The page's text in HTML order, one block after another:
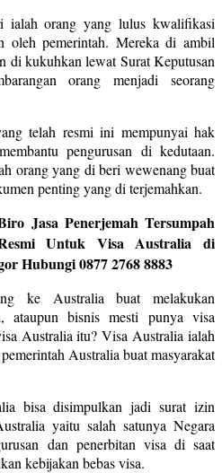
ialah orang yang lulus kwalifikasi
oleh pemerintah. Mereka di ambil
di kukuhkan lewat Surat Keputusan
orang menjadi seorang
telah resmi ini mempunyai hak
pengurusan di kedutaan.
orang yang di beri wewenang buat
penting yang di terjemahkan.
Jasa Penerjemah Tersumpah
Untuk Visa Australia di
Hubungi 0877 2768 8883
ke Australia buat melakukan
ataupun bisnis mesti punya visa
Australia itu? Visa Australia ialah
Australia buat masyarakat
bisa disimpulkan jadi surat izin
yaitu salah satunya Negara
dan penerbitan visa di saat
kebijakan bebas visa.